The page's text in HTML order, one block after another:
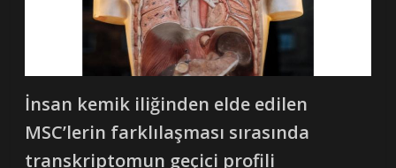
İnsan kemik iliğinden elde edilen
MSC’lerin farklılaşması sırasında
transkriptomun geçici profili